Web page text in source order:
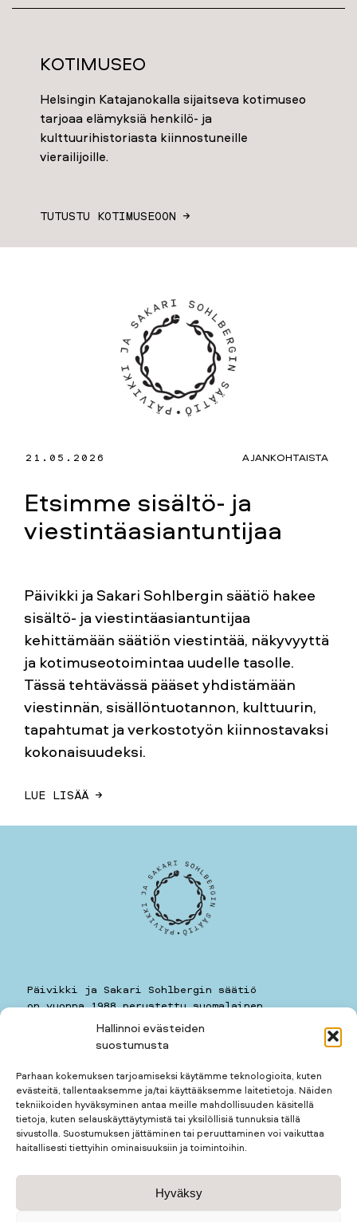
Hallinnoi evästeiden
suostumusta
Parhaan kokemuksen tarjoamiseksi käytämme teknologioita, kuten
evästeitä, tallentaaksemme ja/tai käyttääksemme laitetietoja. Näiden
tekniikoiden hyväksyminen antaa meille mahdollisuuden käsitellä
tietoja, kuten selauskäyttäytymistä tai yksilöllisiä tunnuksia tällä
sivustolla. Suostumuksen jättäminen tai peruuttaminen voi vaikuttaa
haitallisesti tiettyihin ominaisuuksiin ja toimintoihin.
Hyväksy
Kotimuseo
Helsingin Katajanokalla sijaitseva kotimuseo
tarjoaa elämyksiä henkilö- ja
kulttuurihistoriasta kiinnostuneille
vierailijoille.
TUTUSTU KOTIMUSEOON →
21.05.2026 AJANKOHTAISTA
Etsimme sisältö- ja
viestintäasiantuntijaa
Päivikki ja Sakari Sohlbergin säätiö hakee
sisältö- ja viestintäasiantuntijaa
kehittämään säätiön viestintää, näkyvyyttä
ja kotimuseotoimintaa uudelle tasolle.
Tässä tehtävässä pääset yhdistämään
viestinnän, sisällöntuotannon, kulttuurin,
tapahtumat ja verkostotyön kiinnostavaksi
kokonaisuudeksi.
LUE LISÄÄ →
Päivikki ja Sakari Sohlbergin säätiö
on vuonna 1988 perustettu suomalainen
yleishyödyllinen säätiö.
Kauppiaankatu 11 A 7
00160 HELSINKI
puhelin: 050 5781259
kotimuseon puhelin: 050 3677123
Apurahan hakijalle
Kotimuseo